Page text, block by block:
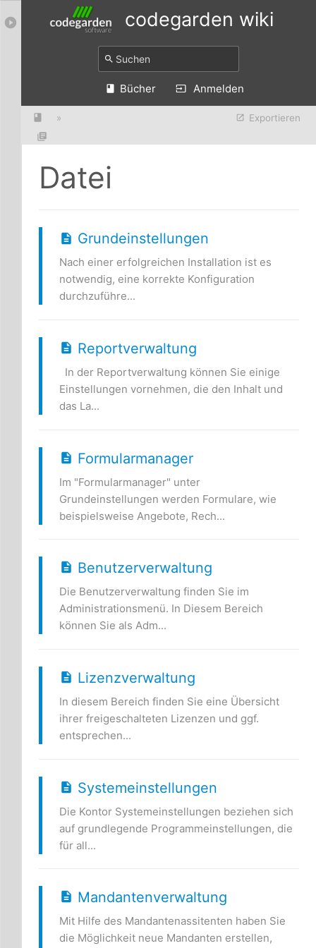
codegarden wiki
Bücher Anmelden
» Exportieren
Datei
Grundeinstellungen
Nach einer erfolgreichen Installation ist es
notwendig, eine korrekte Konfiguration
durchzuführe...
Reportverwaltung
In der Reportverwaltung können Sie einige
Einstellungen vornehmen, die den Inhalt und
das La...
Formularmanager
Im "Formularmanager" unter
Grundeinstellungen werden Formulare, wie
beispielsweise Angebote, Rech...
Benutzerverwaltung
Die Benutzerverwaltung finden Sie im
Administrationsmenü. In Diesem Bereich
können Sie als Adm...
Lizenzverwaltung
In diesem Bereich finden Sie eine Übersicht
ihrer freigeschalteten Lizenzen und ggf.
entsprechen...
Systemeinstellungen
Die Kontor Systemeinstellungen beziehen sich
auf grundlegende Programmeinstellungen, die
für all...
Mandantenverwaltung
Mit Hilfe des Mandantenassitenten haben Sie
die Möglichkeit neue Mandanten erstellen,